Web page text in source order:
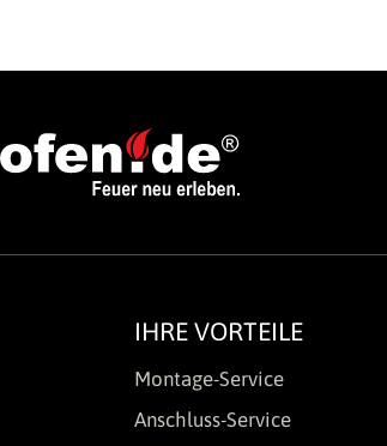
IHRE VORTEILE
Montage-Service
Anschluss-Service